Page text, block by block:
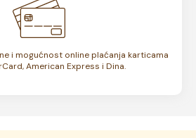
i mogućnost online plaćanja karticama
American Express i Dina.